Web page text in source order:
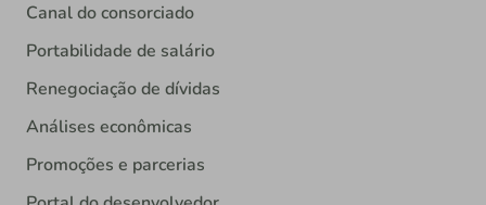
Canal do consorciado
Portabilidade de salário
Renegociação de dívidas
Análises econômicas
Promoções e parcerias